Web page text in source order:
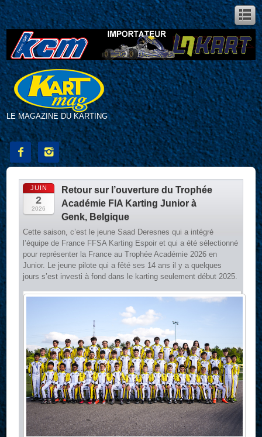
LE MAGAZINE DU KARTING
 
JUIN
2
2026
Retour sur l’ouverture du Trophée
Académie FIA Karting Junior à
Genk, Belgique
Cette saison, c’est le jeune Saad Deresnes qui a intégré
l’équipe de France FFSA Karting Espoir et qui a été sélectionné
pour représenter la France au Trophée Académie 2026 en
Junior. Le jeune pilote qui a fêté ses 14 ans il y a quelques
jours s’est investi à fond dans le karting seulement début 2025.